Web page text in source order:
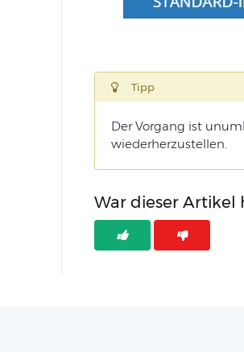
Tipp
Der Vorgang ist
wiederherzustellen.
War dieser Artikel